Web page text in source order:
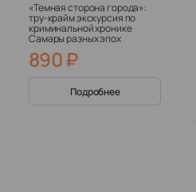
«Темная сторона города»:
тру-крайм экскурсия по
криминальной хронике
Самары разных эпох
890₽
Подробнее